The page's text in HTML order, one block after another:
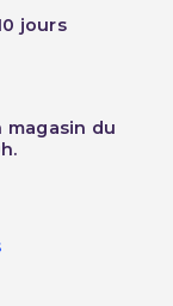
jours
magasin du